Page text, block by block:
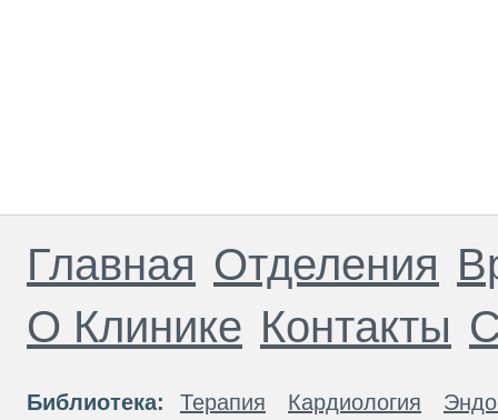
Главная Отделения
О Клинике Контакты
Библиотека: Терапия Кардиология